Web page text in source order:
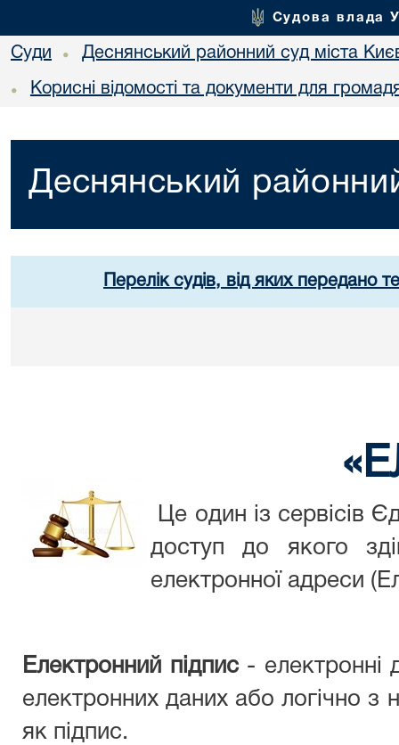
Судова влада
Суди • Деснянський районний суд міста
• Корисні відомості та документи для
Деснянський
Перелік судів, від яких передано
Це один із сервісів
доступ до якого
електронної адреси
Електронний підпис- електронні
електронних даних або логічно з
як підпис.